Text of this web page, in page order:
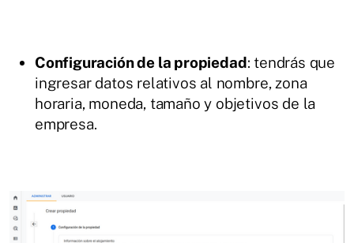
Configuración de la propiedad: tendrás que
ingresar datos relativos al nombre, zona
horaria, moneda, tamaño y objetivos de la
empresa.